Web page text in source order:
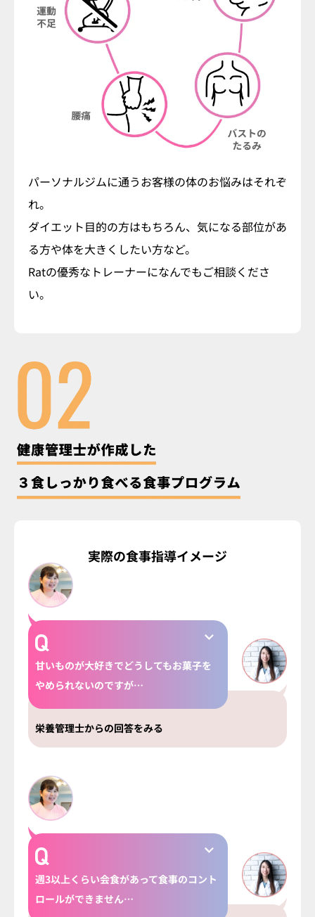
パーソナルジムに通うお客様の体のお悩みはそれぞ
れ。
ダイエット目的の方はもちろん、気になる部位があ
る方や体を大きくしたい方など。
Ratの優秀なトレーナーになんでもご相談くださ
い。
実際の食事指導イメージ
甘いものが大好きでどうしてもお菓子を
やめられないのですが…
栄養管理士からの回答をみる
週3以上くらい会食があって食事のコント
ロールができません…